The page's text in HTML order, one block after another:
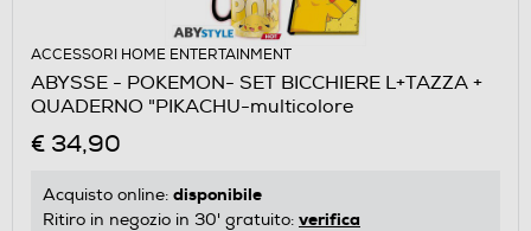
ACCESSORI HOME ENTERTAINMENT
ABYSSE - POKEMON- SET BICCHIERE L+TAZZA +
QUADERNO "PIKACHU-multicolore
€ 34,90
Acquisto online: disponibile
Ritiro in negozio in 30' gratuito: verifica